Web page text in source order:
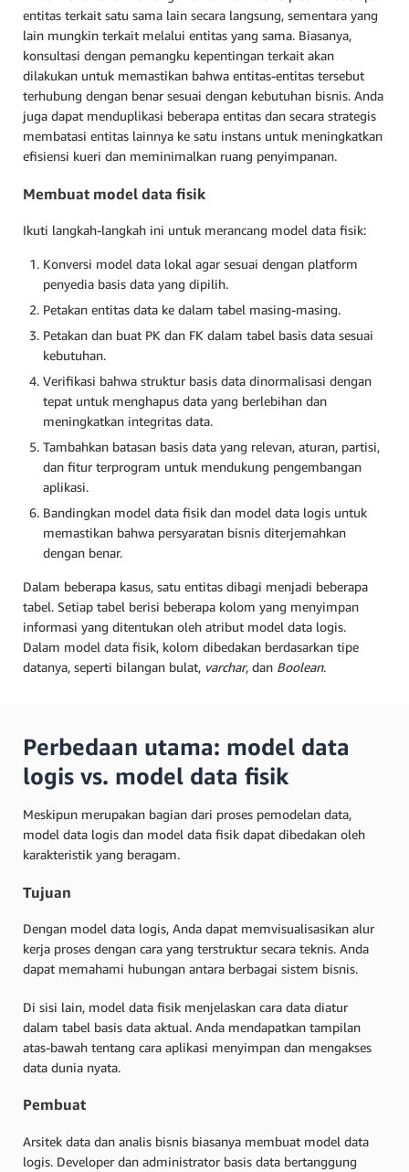
entitas terkait satu sama lain secara langsung, sementara yang
lain mungkin terkait melalui entitas yang sama. Biasanya,
konsultasi dengan pemangku kepentingan terkait akan
dilakukan untuk memastikan bahwa entitas-entitas tersebut
terhubung dengan benar sesuai dengan kebutuhan bisnis. Anda
juga dapat menduplikasi beberapa entitas dan secara strategis
membatasi entitas lainnya ke satu instans untuk meningkatkan
efisiensi kueri dan meminimalkan ruang penyimpanan.
Membuat model data fisik
Ikuti langkah-langkah ini untuk merancang model data fisik:
Konversi model data lokal agar sesuai dengan platform
penyedia basis data yang dipilih.
Petakan entitas data ke dalam tabel masing-masing.
Petakan dan buat PK dan FK dalam tabel basis data sesuai
kebutuhan.
Verifikasi bahwa struktur basis data dinormalisasi dengan
tepat untuk menghapus data yang berlebihan dan
meningkatkan integritas data.
Tambahkan batasan basis data yang relevan, aturan, partisi,
dan fitur terprogram untuk mendukung pengembangan
aplikasi.
Bandingkan model data fisik dan model data logis untuk
memastikan bahwa persyaratan bisnis diterjemahkan
dengan benar.
Dalam beberapa kasus, satu entitas dibagi menjadi beberapa
tabel. Setiap tabel berisi beberapa kolom yang menyimpan
informasi yang ditentukan oleh atribut model data logis.
Dalam model data fisik, kolom dibedakan berdasarkan tipe
datanya, seperti bilangan bulat, varchar, dan Boolean.
Perbedaan utama: model data
logis vs. model data fisik
Meskipun merupakan bagian dari proses pemodelan data,
model data logis dan model data fisik dapat dibedakan oleh
karakteristik yang beragam.
Tujuan
Dengan model data logis, Anda dapat memvisualisasikan alur
kerja proses dengan cara yang terstruktur secara teknis. Anda
dapat memahami hubungan antara berbagai sistem bisnis.
Di sisi lain, model data fisik menjelaskan cara data diatur
dalam tabel basis data aktual. Anda mendapatkan tampilan
atas-bawah tentang cara aplikasi menyimpan dan mengakses
data dunia nyata.
Pembuat
Arsitek data dan analis bisnis biasanya membuat model data
logis. Developer dan administrator basis data bertanggung